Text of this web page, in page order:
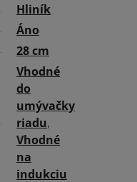
Hliník
Áno
28 cm
Vhodné
do
umývačky
riadu,
Vhodné
na
indukciu